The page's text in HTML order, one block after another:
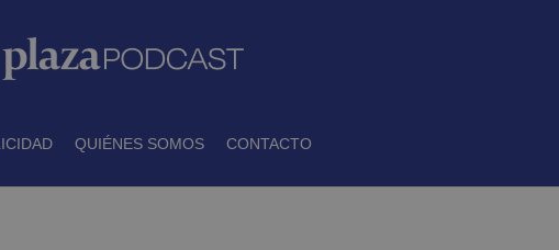
QUIÉNES SOMOS CONTACTO